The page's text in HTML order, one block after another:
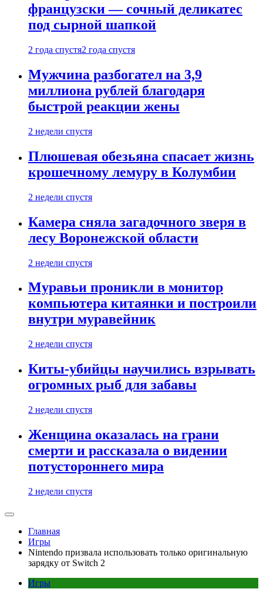
французски — сочный деликатес
под сырной шапкой
2 года спустя2 года спустя
Мужчина разбогател на 3,9
миллиона рублей благодаря
быстрой реакции жены
2 недели спустя
Плюшевая обезьяна спасает жизнь
крошечному лемуру в Колумбии
2 недели спустя
Камера сняла загадочного зверя в
лесу Воронежской области
2 недели спустя
Муравьи проникли в монитор
компьютера китаянки и построили
внутри муравейник
2 недели спустя
Киты-убийцы научились взрывать
огромных рыб для забавы
2 недели спустя
Женщина оказалась на грани
смерти и рассказала о видении
потустороннего мира
2 недели спустя
Главная
Игры
Nintendo призвала использовать только оригинальную
зарядку от Switch 2
Игры